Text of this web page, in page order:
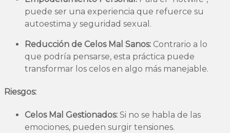
puede ser una experiencia que refuerce su
autoestima y seguridad sexual.
Reducción de Celos Mal Sanos: Contrario a lo
que podría pensarse, esta práctica puede
transformar los celos en algo más manejable.
Riesgos:
Celos Mal Gestionados: Si no se habla de las
emociones, pueden surgir tensiones.